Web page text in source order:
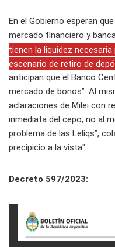
En el Gobierno esperan
mercado financiero y
tienen la liquidez
escenario de retiro de
anticipan que el Banco
mercado de bonos”. Al
aclaraciones de Milei con
inmediata del cepo, no al
problema de las Leliqs”,
precipicio a la vista".
Decreto 597/2023: